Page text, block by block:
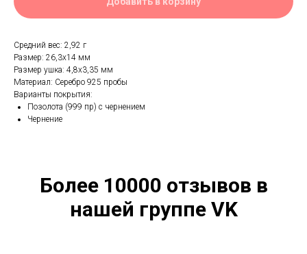
Средний вес: 2,92 г
Размер: 26,3х14 мм
Размер ушка: 4,8х3,35 мм
Материал: Серебро 925 пробы
Варианты покрытия:
Позолота (999 пр) с чернением
Чернение
Более 10000 отзывов в
нашей группе VK